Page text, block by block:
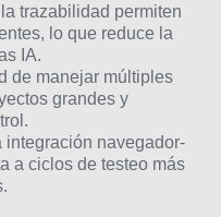
trazabilidad permiten
lo que reduce la
IA.
de manejar múltiples
grandes y
integración navegador-
a ciclos de testeo más